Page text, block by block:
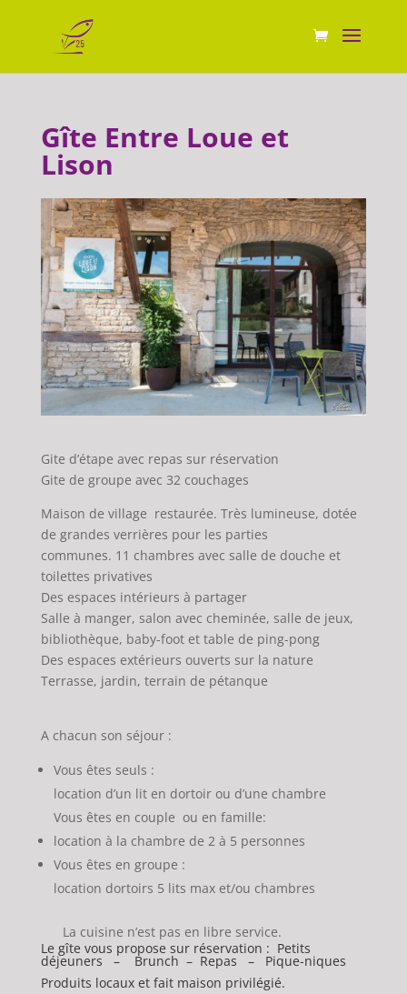
Gîte Entre Loue et
Lison
Gite d’étape avec repas sur réservation
Gite de groupe avec 32 couchages
Maison de village restaurée. Très lumineuse, dotée
de grandes verrières pour les parties
communes. 11 chambres avec salle de douche et
toilettes privatives
Des espaces intérieurs à partager
Salle à manger, salon avec cheminée, salle de jeux,
bibliothèque, baby-foot et table de ping-pong
Des espaces extérieurs ouverts sur la nature
Terrasse, jardin, terrain de pétanque
A chacun son séjour :
Vous êtes seuls :
location d’un lit en dortoir ou d’une chambre
Vous êtes en couple ou en famille:
location à la chambre de 2 à 5 personnes
Vous êtes en groupe :
location dortoirs 5 lits max et/ou chambres
La cuisine n’est pas en libre service.
Le gîte vous propose sur réservation : Petits
déjeuners – Brunch –Repas – Pique-niques
Produits locaux et fait maison privilégié.